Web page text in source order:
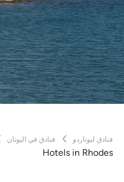
فنادق ليوناردو فنادق في اليونان
Hotels in Rhodes